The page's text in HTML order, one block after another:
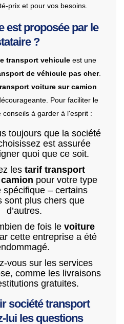
prix et pour vos besoins.
est proposée par le
?
transport vehiculeest une
de véhicule pas cher.
voiture sur camion
Pour faciliter le
conseils à garder à l'esprit :
toujours que la société
est assurée
quoi que ce soit.
les tarif transport
pour votre type
spécifique – certains
sont plus chers que
d’autres.
de fois le voiture
cette entreprise a été
vous sur les services
comme les livraisons
gratuites.
société transport
lui les questions